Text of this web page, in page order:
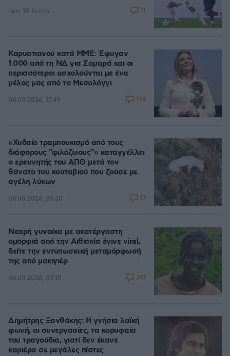
πριν 18 λεπτά 11
Καρυστιανού κατά ΜΜΕ: Έφυγαν
1.000 από τη ΝΔ για Σαμαρά και οι
περισσότεροι ασχολούνται με ένα
μέλος μας από το Μεσολόγγι
06.08.2026, 17:49 134
«Χυδαίο τραμπουκισμό από τους
διάφορους "φιλόζωους"» καταγγέλλει
ο ερευνητής του ΑΠΘ μετά τον
θάνατο του κουταβιού που ζούσε με
αγέλη λύκων
06.08.2026, 20:30 17
Νεαρή γυναίκα με ακατέργαστη
ομορφιά από την Αιθιοπία έγινε viral,
δείτε την εντυπωσιακή μεταμόρφωσή
της από μακιγιέρ
06.08.2026, 09:18 341
Δημήτρης Ξανθάκης: Η γνήσια λαϊκή
φωνή, οι συνεργασίες, τα κορυφαία
του τραγούδια, γιατί δεν έκανε
καριέρα σε μεγάλες πίστες